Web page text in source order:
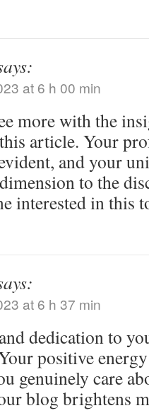
at 6 h 00 min
more with the
article. Your
and your
to the
interested in this
at 6 h 37 min
dedication to
positive
genuinely care
blog brightens